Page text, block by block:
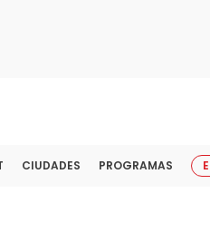
CIUDADES PROGRAMAS